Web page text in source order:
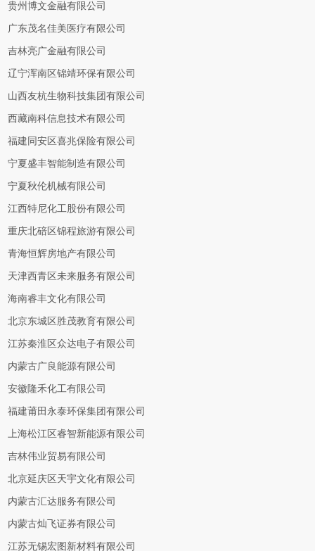
贵州博文金融有限公司
广东茂名佳美医疗有限公司
吉林亮广金融有限公司
辽宁浑南区锦靖环保有限公司
山西友杭生物科技集团有限公司
西藏南科信息技术有限公司
福建同安区喜兆保险有限公司
宁夏盛丰智能制造有限公司
宁夏秋伦机械有限公司
江西特尼化工股份有限公司
重庆北碚区锦程旅游有限公司
青海恒辉房地产有限公司
天津西青区未来服务有限公司
海南睿丰文化有限公司
北京东城区胜茂教育有限公司
江苏秦淮区众达电子有限公司
内蒙古广良能源有限公司
安徽隆禾化工有限公司
福建莆田永泰环保集团有限公司
上海松江区睿智新能源有限公司
吉林伟业贸易有限公司
北京延庆区天宇文化有限公司
内蒙古汇达服务有限公司
内蒙古灿飞证券有限公司
江苏无锡宏图新材料有限公司